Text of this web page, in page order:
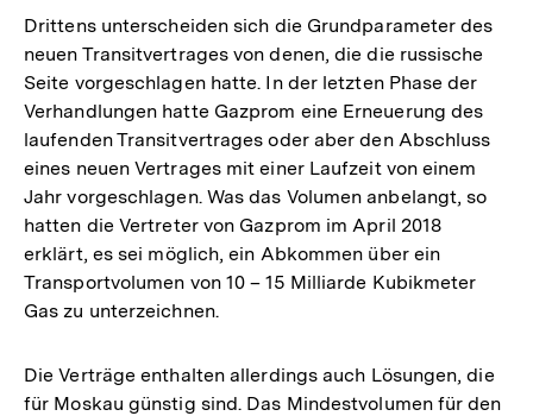
Drittens unterscheiden sich die Grundparameter des
neuen Transitvertrages von denen, die die russische
Seite vorgeschlagen hatte. In der letzten Phase der
Verhandlungen hatte Gazprom eine Erneuerung des
laufenden Transitvertrages oder aber den Abschluss
eines neuen Vertrages mit einer Laufzeit von einem
Jahr vorgeschlagen. Was das Volumen anbelangt, so
hatten die Vertreter von Gazprom im April 2018
erklärt, es sei möglich, ein Abkommen über ein
Transportvolumen von 10 – 15 Milliarde Kubikmeter
Gas zu unterzeichnen.
Die Verträge enthalten allerdings auch Lösungen, die
für Moskau günstig sind. Das Mindestvolumen für den